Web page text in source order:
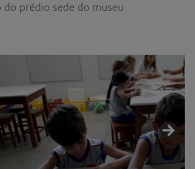
do prédio sede do museu